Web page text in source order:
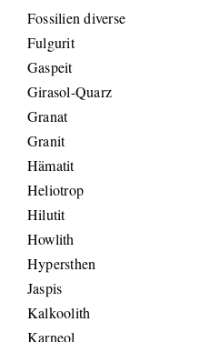
Fossilien diverse
Fulgurit
Gaspeit
Girasol-Quarz
Granat
Granit
Hämatit
Heliotrop
Hilutit
Howlith
Hypersthen
Jaspis
Kalkoolith
Karneol